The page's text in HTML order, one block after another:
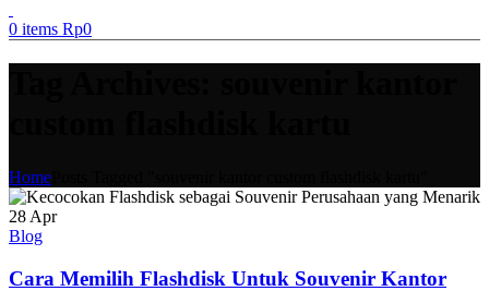
0 items Rp0
Home
28 Apr
Blog
Cara Memilih Flashdisk Untuk Souvenir Kantor